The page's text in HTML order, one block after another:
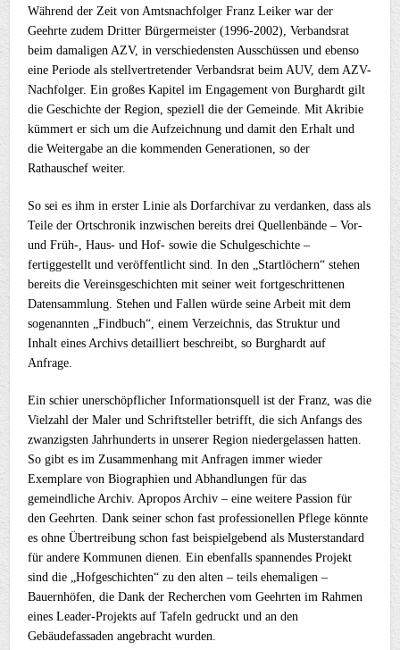
Während der Zeit von Amtsnachfolger Franz Leiker war der
Geehrte zudem Dritter Bürgermeister (1996-2002), Verbandsrat
beim damaligen AZV, in verschiedensten Ausschüssen und ebenso
eine Periode als stellvertretender Verbandsrat beim AUV, dem AZV-
Nachfolger. Ein großes Kapitel im Engagement von Burghardt gilt
die Geschichte der Region, speziell die der Gemeinde. Mit Akribie
kümmert er sich um die Aufzeichnung und damit den Erhalt und
die Weitergabe an die kommenden Generationen, so der
Rathauschef weiter.
So sei es ihm in erster Linie als Dorfarchivar zu verdanken, dass als
Teile der Ortschronik inzwischen bereits drei Quellenbände – Vor-
und Früh-, Haus- und Hof- sowie die Schulgeschichte –
fertiggestellt und veröffentlicht sind. In den „Startlöchern“ stehen
bereits die Vereinsgeschichten mit seiner weit fortgeschrittenen
Datensammlung. Stehen und Fallen würde seine Arbeit mit dem
sogenannten „Findbuch“, einem Verzeichnis, das Struktur und
Inhalt eines Archivs detailliert beschreibt, so Burghardt auf
Anfrage.
Ein schier unerschöpflicher Informationsquell ist der Franz, was die
Vielzahl der Maler und Schriftsteller betrifft, die sich Anfangs des
zwanzigsten Jahrhunderts in unserer Region niedergelassen hatten.
So gibt es im Zusammenhang mit Anfragen immer wieder
Exemplare von Biographien und Abhandlungen für das
gemeindliche Archiv. Apropos Archiv – eine weitere Passion für
den Geehrten. Dank seiner schon fast professionellen Pflege könnte
es ohne Übertreibung schon fast beispielgebend als Musterstandard
für andere Kommunen dienen. Ein ebenfalls spannendes Projekt
sind die „Hofgeschichten“ zu den alten – teils ehemaligen –
Bauernhöfen, die Dank der Recherchen vom Geehrten im Rahmen
eines Leader-Projekts auf Tafeln gedruckt und an den
Gebäudefassaden angebracht wurden.